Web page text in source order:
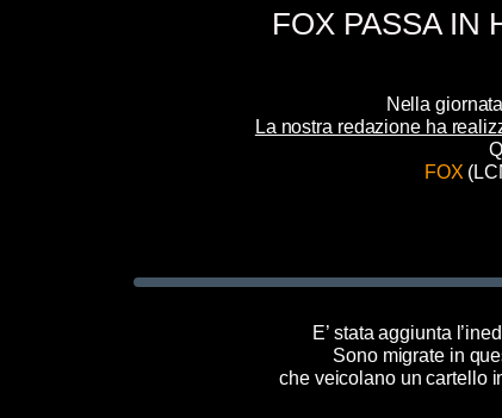
FOX PASSA IN
Nella
La nostra redazione ha
FOX
E’ stata aggiunta
Sono migrate in
che veicolano un cartello